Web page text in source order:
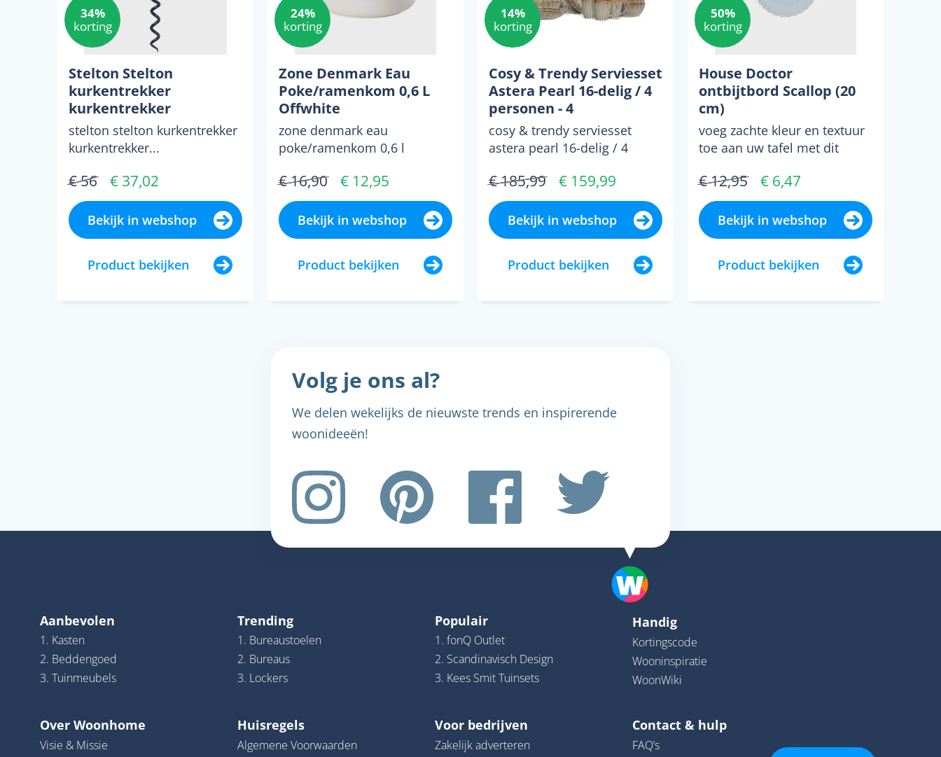
34%
korting
Stelton Stelton
kurkentrekker
kurkentrekker
stelton stelton kurkentrekker
kurkentrekker...
€ 56 € 37,02
Bekijk in webshop
Product bekijken
24%
korting
Zone Denmark Eau
Poke/ramenkom 0,6 L
Offwhite
zone denmark eau
poke/ramenkom 0,6 l
€ 16,90 € 12,95
Bekijk in webshop
Product bekijken
14%
korting
Cosy & Trendy Serviesset
Astera Pearl 16-delig / 4
personen - 4
dinerborden, 4
ontbijtborden, 4
kommen en 4 mokken
cosy & trendy serviesset
astera pearl 16-delig / 4
diepe borden, 4 komm...
€ 185,99 € 159,99
Bekijk in webshop
Product bekijken
50%
korting
House Doctor
ontbijtbord Scallop (20
cm)
voeg zachte kleur en textuur
toe aan uw tafel met dit
gebaksbord. handgemaakt...
€ 12,95 € 6,47
Bekijk in webshop
Product bekijken
Volg je ons al?
We delen wekelijks de nieuwste trends en inspirerende
woonideeën!
Aanbevolen
1. Kasten
2. Beddengoed
3. Tuinmeubels
Trending
1. Bureaustoelen
2. Bureaus
3. Lockers
Populair
1. fonQ Outlet
2. Scandinavisch Design
3. Kees Smit Tuinsets
Handig
Kortingscode
Wooninspiratie
WoonWiki
Over Woonhome
Visie & Missie
Huisregels
Algemene Voorwaarden
Voor bedrijven
Zakelijk adverteren
Contact & hulp
FAQ’s